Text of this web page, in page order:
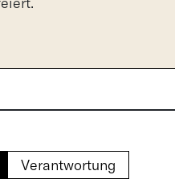
Verantwortung